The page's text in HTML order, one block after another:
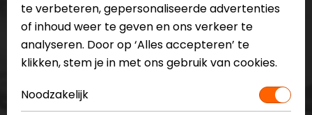
Op de hoogte blijven?
te verbeteren, gepersonaliseerde advertenties
of inhoud weer te geven en ons verkeer te
analyseren. Door op ‘Alles accepteren’ te
klikken, stem je in met ons gebruik van cookies.
Noodzakelijk